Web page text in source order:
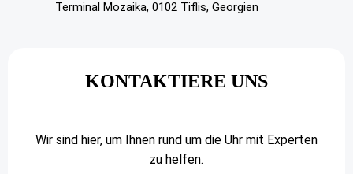
Terminal Mozaika, 0102 Tiflis, Georgien
KONTAKTIERE UNS
Wir sind hier, um Ihnen rund um die Uhr mit Experten
zu helfen.